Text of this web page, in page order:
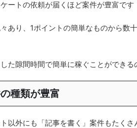
ートの依頼が届くほど案件が豊富です
あり、1ポイントの簡単なものから数
た隙間時間で簡単に稼ぐことができる
種類が豊富
以外にも「記事を書く」案件もたくさ